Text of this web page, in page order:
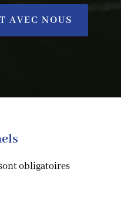
AVEC NOUS
obligatoires